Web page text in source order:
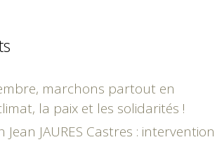
marchons partout en
la paix et les solidarités !
JAURES Castres : intervention